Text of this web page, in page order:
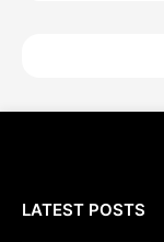
LATEST POSTS